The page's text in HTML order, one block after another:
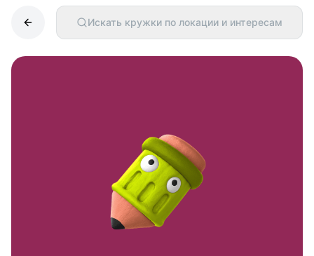
Искать кружки по локации и интересам